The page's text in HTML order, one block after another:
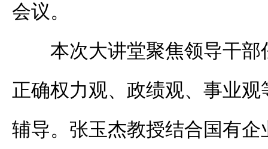
会议。
本次大讲堂聚焦领导干
正确权力观、政绩观、事业
辅导。张玉杰教授结合国有